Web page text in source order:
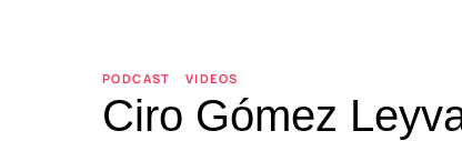
PODCAST VIDEOS
Ciro Gómez